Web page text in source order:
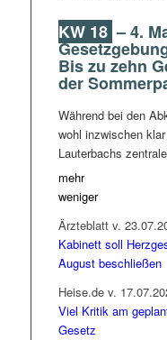
KW 18 – 4.
Bis zu zehn
der
Während bei den
wohl inzwischen
Lauterbachs
ambulanten und den
dürfte vielen eher
vorhat. Tatsächlich
desBMG– datiert
laufende
nächsten zwei
passieren, teils aber
Bundestag gehen
mehr
weniger
Ärzteblatt v.
Kabinett soll
August beschließen
Heise.de v.
Viel Kritik am
Gesetz